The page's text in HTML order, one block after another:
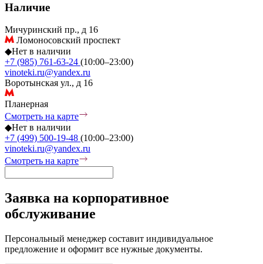
Наличие
Мичуринский пр., д 16
Ломоносовский проспект
◆Нет в наличии
+7 (985) 761-63-24 (10:00–23:00)
vinoteki.ru@yandex.ru
Воротынская ул., д 16
Планерная
Смотреть на карте
◆Нет в наличии
+7 (499) 500-19-48 (10:00–23:00)
vinoteki.ru@yandex.ru
Смотреть на карте
Заявка на корпоративное
обслуживание
Персональный менеджер составит индивидуальное
предложение и оформит все нужные документы.